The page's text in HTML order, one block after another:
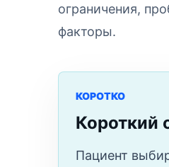
ограничения,
факторы.
КОРОТКО
Короткий
Пациент